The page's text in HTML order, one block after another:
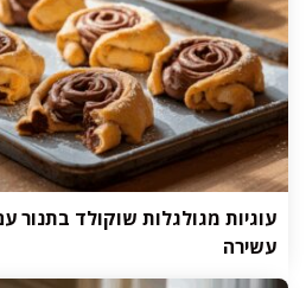
עוגיות מגולגלות שוקולד בתנור
עשירה